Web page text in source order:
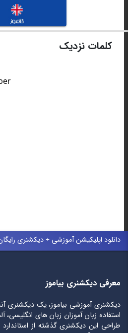
کلمات نزدیک
دانلود اپلیکیشن آموزشی + دیکشنری
معرفی دیکشنری بیاموز
دیکشنری آموزشی بیاموز، یک دیکشنری
استفاده زبان آموزان زبان های
طراحی این دیکشنری گذشته از